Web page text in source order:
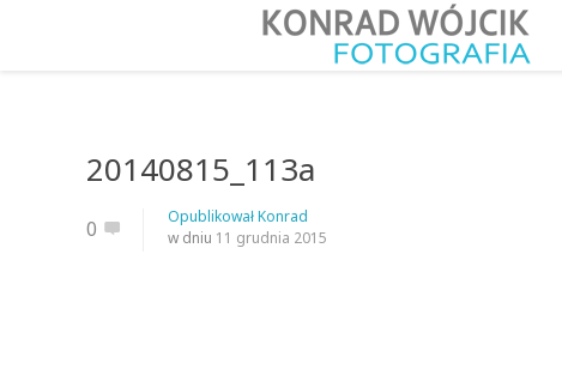
20140815_113a
0 OpublikowałKonrad
w dniu 11 grudnia 2015